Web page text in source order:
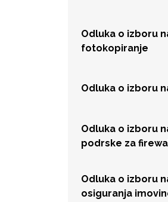
Odluka o izboru
fotokopiranje
Odluka o izboru
Odluka o izboru
podrske za
Odluka o izboru
osiguranja